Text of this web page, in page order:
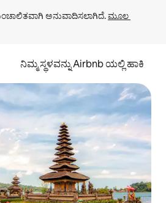
ಅನುವಾದಿಸಲಾಗಿದೆ. ಮೂಲ
ನಿಮ್ಮ ಸ್ಥಳವನ್ನು Airbnb ಯಲ್ಲಿ ಹಾಕಿ